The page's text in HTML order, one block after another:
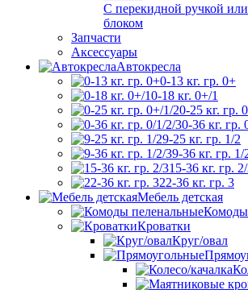
С перекидной ручкой
блоком
Запчасти
Аксессуары
Автокресла
0-13 кг. гр. 0+
0-18 кг. 0+/1
0-25 кг. гр.
0-36 кг. гр.
9-25 кг. гр. 1/2
9-36 кг. гр. 1/
15-36 кг. гр.
22-36 кг. гр. 3
Мебель детская
Комоды
Кроватки
Круг/овал